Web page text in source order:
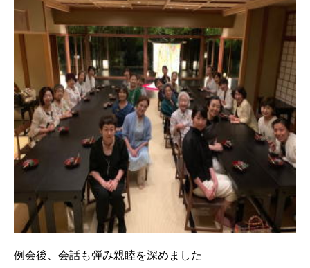
例会後、会話も弾み親睦を深めました